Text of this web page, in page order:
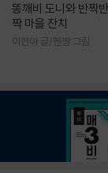
똥깨비 도니와 반짝반
짝 마을 잔치
이현아 글/핸짱 그림